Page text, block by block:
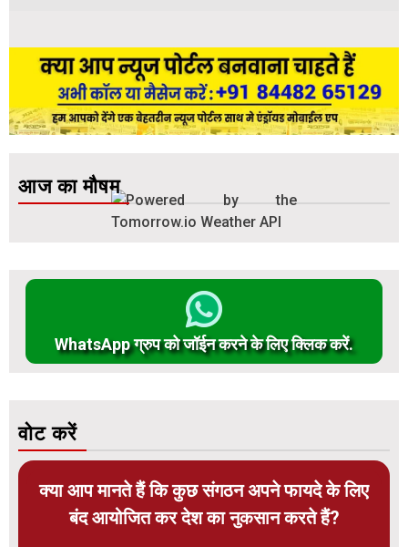
आज का मौषम
WhatsApp ग्रुप को जॉईन करने के लिए क्लिक करें.
वोट करें
क्या आप मानते हैं कि कुछ संगठन अपने फायदे के लिए
बंद आयोजित कर देश का नुकसान करते हैं?